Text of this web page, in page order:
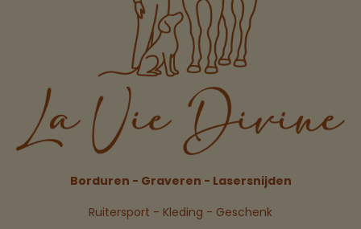
Borduren - Graveren - Lasersnijden
Ruitersport - Kleding - Geschenk